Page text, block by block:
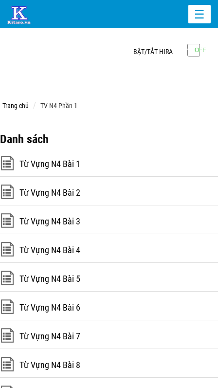
☰
BẬT/TẮT HIRA
Trang chủ TV N4 Phần 1
Danh sách
Từ Vựng N4 Bài 1
Từ Vựng N4 Bài 2
Từ Vựng N4 Bài 3
Từ Vựng N4 Bài 4
Từ Vựng N4 Bài 5
Từ Vựng N4 Bài 6
Từ Vựng N4 Bài 7
Từ Vựng N4 Bài 8